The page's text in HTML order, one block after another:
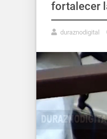
fortalecer
duraznodigital